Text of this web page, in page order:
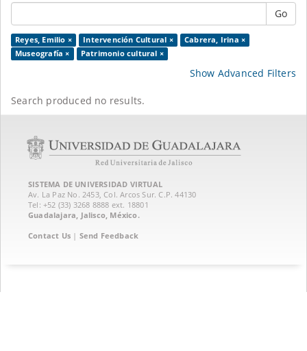
Go
Reyes, Emilio × Intervención Cultural ×
Cabrera, Irina ×
Museografía ×
Patrimonio cultural ×
Show Advanced Filters
Search produced no results.
SISTEMA DE UNIVERSIDAD VIRTUAL
Av. La Paz No. 2453, Col. Arcos Sur. C.P. 44130
Tel: +52 (33) 3268 8888‏ ext. 18801
Guadalajara, Jalisco, México.
Contact Us | Send Feedback